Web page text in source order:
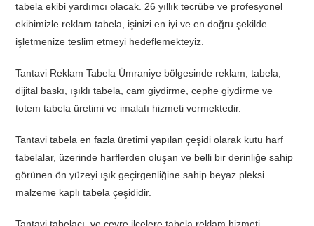
tabela ekibi yardımcı olacak. 26 yıllık tecrübe ve profesyonel
ekibimizle reklam tabela, işinizi en iyi ve en doğru şekilde
işletmenize teslim etmeyi hedeflemekteyiz.
Tantavi Reklam Tabela Ümraniye bölgesinde reklam, tabela,
dijital baskı, ışıklı tabela, cam giydirme, cephe giydirme ve
totem tabela üretimi ve imalatı hizmeti vermektedir.
Tantavi tabela en fazla üretimi yapılan çeşidi olarak kutu harf
tabelalar, üzerinde harflerden oluşan ve belli bir derinliğe sahip
görünen ön yüzeyi ışık geçirgenliğine sahip beyaz pleksi
malzeme kaplı tabela çeşididir.